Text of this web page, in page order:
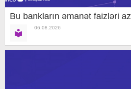
Bu bankların əmanət faizləri
06.08.2026